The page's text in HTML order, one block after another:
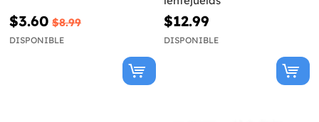
$3.60 $8.99
DISPONIBLE
$12.99
DISPONIBLE